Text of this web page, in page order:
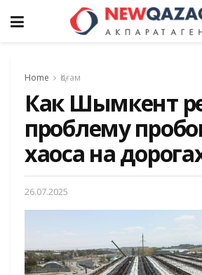
Home Қоғам
Как Шымкент
проблему
хаоса на
26.07.2025